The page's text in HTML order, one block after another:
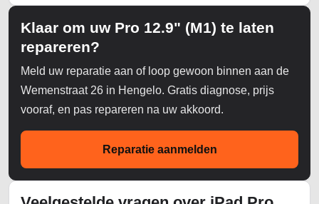
Klaar om uw Pro 12.9" (M1) te laten
repareren?
Meld uw reparatie aan of loop gewoon binnen aan de
Wemenstraat 26 in Hengelo. Gratis diagnose, prijs
vooraf, en pas repareren na uw akkoord.
Reparatie aanmelden